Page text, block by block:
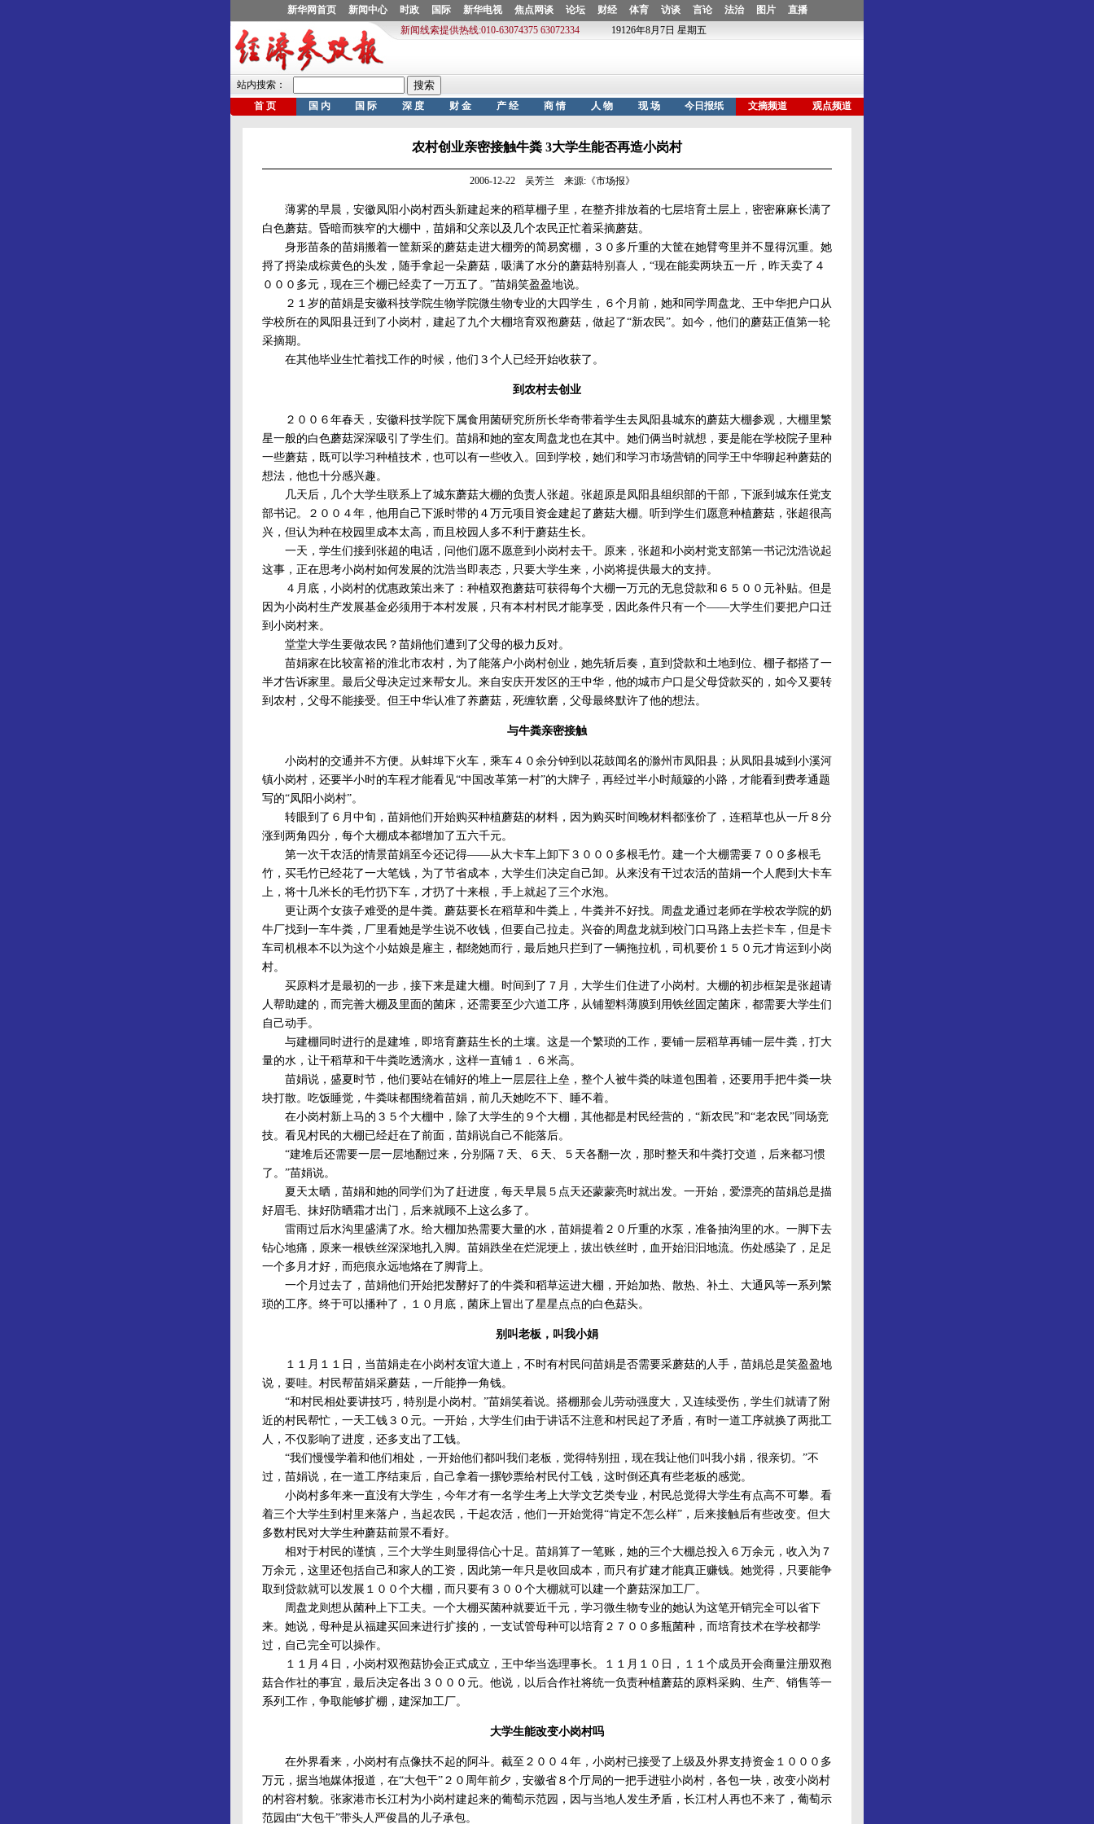
农村创业亲密接触牛粪 3大学生能否再造小岗村
2006-12-22 吴芳兰 来源:《市场报》
薄雾的早晨，安徽凤阳小岗村西头新建起来的稻草棚子里，在整齐排放着的七层培育土层上，密密麻麻长满了
白色蘑菇。昏暗而狭窄的大棚中，苗娟和父亲以及几个农民正忙着采摘蘑菇。
身形苗条的苗娟搬着一筐新采的蘑菇走进大棚旁的简易窝棚，３０多斤重的大筐在她臂弯里并不显得沉重。她
捋了捋染成棕黄色的头发，随手拿起一朵蘑菇，吸满了水分的蘑菇特别喜人，“现在能卖两块五一斤，昨天卖了４
０００多元，现在三个棚已经卖了一万五了。”苗娟笑盈盈地说。
２１岁的苗娟是安徽科技学院生物学院微生物专业的大四学生，６个月前，她和同学周盘龙、王中华把户口从
学校所在的凤阳县迁到了小岗村，建起了九个大棚培育双孢蘑菇，做起了“新农民”。如今，他们的蘑菇正值第一轮
采摘期。
在其他毕业生忙着找工作的时候，他们３个人已经开始收获了。
到农村去创业
２００６年春天，安徽科技学院下属食用菌研究所所长华奇带着学生去凤阳县城东的蘑菇大棚参观，大棚里繁
星一般的白色蘑菇深深吸引了学生们。苗娟和她的室友周盘龙也在其中。她们俩当时就想，要是能在学校院子里种
一些蘑菇，既可以学习种植技术，也可以有一些收入。回到学校，她们和学习市场营销的同学王中华聊起种蘑菇的
想法，他也十分感兴趣。
几天后，几个大学生联系上了城东蘑菇大棚的负责人张超。张超原是凤阳县组织部的干部，下派到城东任党支
部书记。２００４年，他用自己下派时带的４万元项目资金建起了蘑菇大棚。听到学生们愿意种植蘑菇，张超很高
兴，但认为种在校园里成本太高，而且校园人多不利于蘑菇生长。
一天，学生们接到张超的电话，问他们愿不愿意到小岗村去干。原来，张超和小岗村党支部第一书记沈浩说起
这事，正在思考小岗村如何发展的沈浩当即表态，只要大学生来，小岗将提供最大的支持。
４月底，小岗村的优惠政策出来了：种植双孢蘑菇可获得每个大棚一万元的无息贷款和６５００元补贴。但是
因为小岗村生产发展基金必须用于本村发展，只有本村村民才能享受，因此条件只有一个——大学生们要把户口迁
到小岗村来。
堂堂大学生要做农民？苗娟他们遭到了父母的极力反对。
苗娟家在比较富裕的淮北市农村，为了能落户小岗村创业，她先斩后奏，直到贷款和土地到位、棚子都搭了一
半才告诉家里。最后父母决定过来帮女儿。来自安庆开发区的王中华，他的城市户口是父母贷款买的，如今又要转
到农村，父母不能接受。但王中华认准了养蘑菇，死缠软磨，父母最终默许了他的想法。
与牛粪亲密接触
小岗村的交通并不方便。从蚌埠下火车，乘车４０余分钟到以花鼓闻名的滁州市凤阳县；从凤阳县城到小溪河
镇小岗村，还要半小时的车程才能看见“中国改革第一村”的大牌子，再经过半小时颠簸的小路，才能看到费孝通题
写的“凤阳小岗村”。
转眼到了６月中旬，苗娟他们开始购买种植蘑菇的材料，因为购买时间晚材料都涨价了，连稻草也从一斤８分
涨到两角四分，每个大棚成本都增加了五六千元。
第一次干农活的情景苗娟至今还记得——从大卡车上卸下３０００多根毛竹。建一个大棚需要７００多根毛
竹，买毛竹已经花了一大笔钱，为了节省成本，大学生们决定自己卸。从来没有干过农活的苗娟一个人爬到大卡车
上，将十几米长的毛竹扔下车，才扔了十来根，手上就起了三个水泡。
更让两个女孩子难受的是牛粪。蘑菇要长在稻草和牛粪上，牛粪并不好找。周盘龙通过老师在学校农学院的奶
牛厂找到一车牛粪，厂里看她是学生说不收钱，但要自己拉走。兴奋的周盘龙就到校门口马路上去拦卡车，但是卡
车司机根本不以为这个小姑娘是雇主，都绕她而行，最后她只拦到了一辆拖拉机，司机要价１５０元才肯运到小岗
村。
买原料才是最初的一步，接下来是建大棚。时间到了７月，大学生们住进了小岗村。大棚的初步框架是张超请
人帮助建的，而完善大棚及里面的菌床，还需要至少六道工序，从铺塑料薄膜到用铁丝固定菌床，都需要大学生们
自己动手。
与建棚同时进行的是建堆，即培育蘑菇生长的土壤。这是一个繁琐的工作，要铺一层稻草再铺一层牛粪，打大
量的水，让干稻草和干牛粪吃透滴水，这样一直铺１．６米高。
苗娟说，盛夏时节，他们要站在铺好的堆上一层层往上垒，整个人被牛粪的味道包围着，还要用手把牛粪一块
块打散。吃饭睡觉，牛粪味都围绕着苗娟，前几天她吃不下、睡不着。
在小岗村新上马的３５个大棚中，除了大学生的９个大棚，其他都是村民经营的，“新农民”和“老农民”同场竞
技。看见村民的大棚已经赶在了前面，苗娟说自己不能落后。
“建堆后还需要一层一层地翻过来，分别隔７天、６天、５天各翻一次，那时整天和牛粪打交道，后来都习惯
了。”苗娟说。
夏天太晒，苗娟和她的同学们为了赶进度，每天早晨５点天还蒙蒙亮时就出发。一开始，爱漂亮的苗娟总是描
好眉毛、抹好防晒霜才出门，后来就顾不上这么多了。
雷雨过后水沟里盛满了水。给大棚加热需要大量的水，苗娟提着２０斤重的水泵，准备抽沟里的水。一脚下去
钻心地痛，原来一根铁丝深深地扎入脚。苗娟跌坐在烂泥埂上，拔出铁丝时，血开始汩汩地流。伤处感染了，足足
一个多月才好，而疤痕永远地烙在了脚背上。
一个月过去了，苗娟他们开始把发酵好了的牛粪和稻草运进大棚，开始加热、散热、补土、大通风等一系列繁
琐的工序。终于可以播种了，１０月底，菌床上冒出了星星点点的白色菇头。
别叫老板，叫我小娟
１１月１１日，当苗娟走在小岗村友谊大道上，不时有村民问苗娟是否需要采蘑菇的人手，苗娟总是笑盈盈地
说，要哇。村民帮苗娟采蘑菇，一斤能挣一角钱。
“和村民相处要讲技巧，特别是小岗村。”苗娟笑着说。搭棚那会儿劳动强度大，又连续受伤，学生们就请了附
近的村民帮忙，一天工钱３０元。一开始，大学生们由于讲话不注意和村民起了矛盾，有时一道工序就换了两批工
人，不仅影响了进度，还多支出了工钱。
“我们慢慢学着和他们相处，一开始他们都叫我们老板，觉得特别扭，现在我让他们叫我小娟，很亲切。”不
过，苗娟说，在一道工序结束后，自己拿着一摞钞票给村民付工钱，这时倒还真有些老板的感觉。
小岗村多年来一直没有大学生，今年才有一名学生考上大学文艺类专业，村民总觉得大学生有点高不可攀。看
着三个大学生到村里来落户，当起农民，干起农活，他们一开始觉得“肯定不怎么样”，后来接触后有些改变。但大
多数村民对大学生种蘑菇前景不看好。
相对于村民的谨慎，三个大学生则显得信心十足。苗娟算了一笔账，她的三个大棚总投入６万余元，收入为７
万余元，这里还包括自己和家人的工资，因此第一年只是收回成本，而只有扩建才能真正赚钱。她觉得，只要能争
取到贷款就可以发展１００个大棚，而只要有３００个大棚就可以建一个蘑菇深加工厂。
周盘龙则想从菌种上下工夫。一个大棚买菌种就要近千元，学习微生物专业的她认为这笔开销完全可以省下
来。她说，母种是从福建买回来进行扩接的，一支试管母种可以培育２７００多瓶菌种，而培育技术在学校都学
过，自己完全可以操作。
１１月４日，小岗村双孢菇协会正式成立，王中华当选理事长。１１月１０日，１１个成员开会商量注册双孢
菇合作社的事宜，最后决定各出３０００元。他说，以后合作社将统一负责种植蘑菇的原料采购、生产、销售等一
系列工作，争取能够扩棚，建深加工厂。
大学生能改变小岗村吗
在外界看来，小岗村有点像扶不起的阿斗。截至２００４年，小岗村已接受了上级及外界支持资金１０００多
万元，据当地媒体报道，在“大包干”２０周年前夕，安徽省８个厅局的一把手进驻小岗村，各包一块，改变小岗村
的村容村貌。张家港市长江村为小岗村建起来的葡萄示范园，因与当地人发生矛盾，长江村人再也不来了，葡萄示
范园由“大包干”带头人严俊昌的儿子承包。